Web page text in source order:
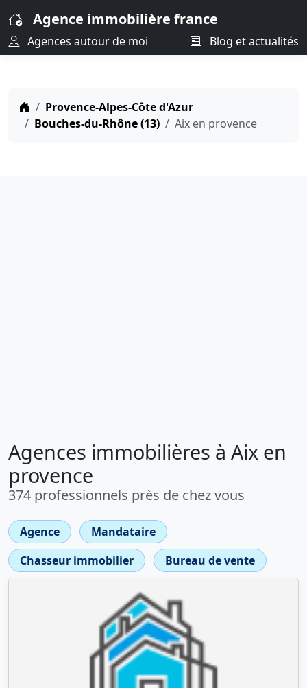
Agence immobilière france
Agences autour de moi Blog et actualités
Provence-Alpes-Côte d'Azur
Bouches-du-Rhône (13)
Aix en provence
Agences immobilières à Aix en
provence
374 professionnels près de chez vous
Agence
Mandataire
Chasseur immobilier
Bureau de vente